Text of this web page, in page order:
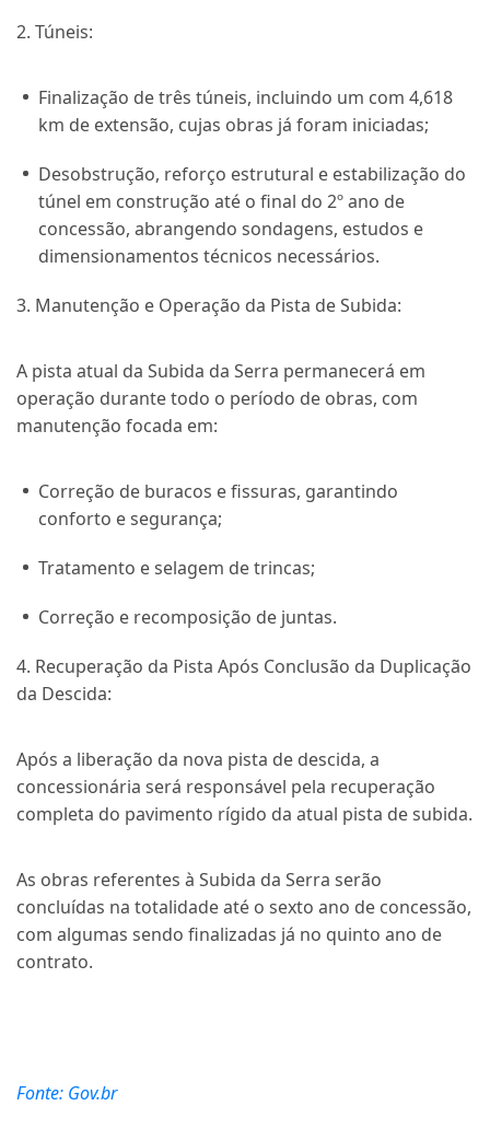
2. Túneis:
Finalização de três túneis, incluindo um com 4,618
km de extensão, cujas obras já foram iniciadas;
Desobstrução, reforço estrutural e estabilização do
túnel em construção até o final do 2º ano de
concessão, abrangendo sondagens, estudos e
dimensionamentos técnicos necessários.
3. Manutenção e Operação da Pista de Subida:
A pista atual da Subida da Serra permanecerá em
operação durante todo o período de obras, com
manutenção focada em:
Correção de buracos e fissuras, garantindo
conforto e segurança;
Tratamento e selagem de trincas;
Correção e recomposição de juntas.
4. Recuperação da Pista Após Conclusão da Duplicação
da Descida:
Após a liberação da nova pista de descida, a
concessionária será responsável pela recuperação
completa do pavimento rígido da atual pista de subida.
As obras referentes à Subida da Serra serão
concluídas na totalidade até o sexto ano de concessão,
com algumas sendo finalizadas já no quinto ano de
contrato.
Fonte: Gov.br